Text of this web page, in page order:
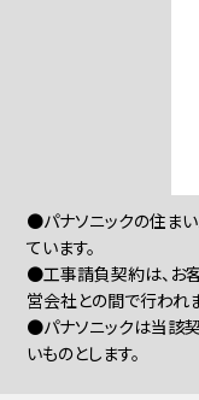
●パナソニックの住ま
ています。
●工事請負契約は、お
営会社との間で行われま
●パナソニックは当該
いものとします。